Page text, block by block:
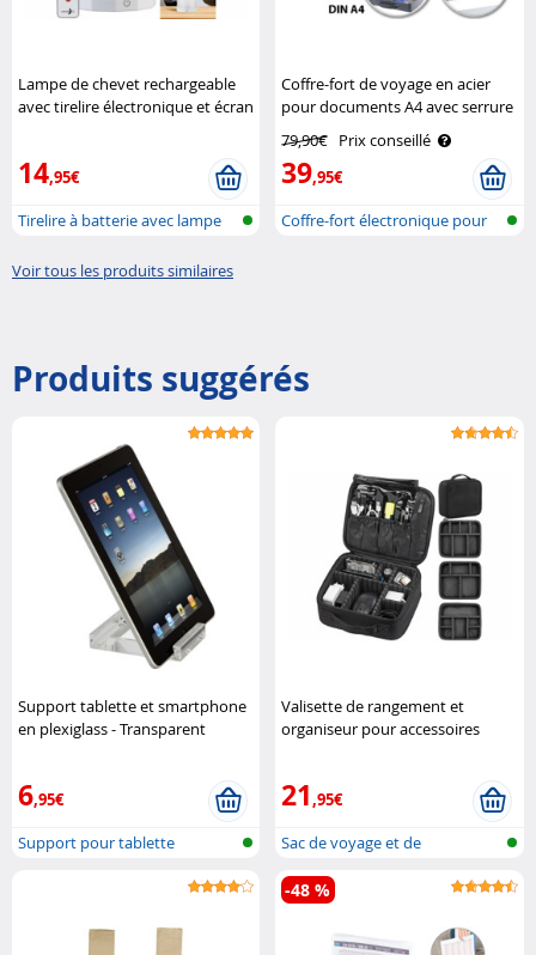
Lampe de chevet rechargeable
avec tirelire électronique et écran
14,95€
Tirelire à batterie avec lampe
Coffre-fort de voyage en acier
pour documents A4 avec serrure
79,90€ Prix conseillé
39,95€
Coffre-fort électronique pour
Voir tous les produits similaires
Produits suggérés
Support tablette et smartphone
en plexiglass - Transparent
6,95€
Support pour tablette
Valisette de rangement et
organiseur pour accessoires
21,95€
Sac de voyage et de
rangement unive..
-48 %